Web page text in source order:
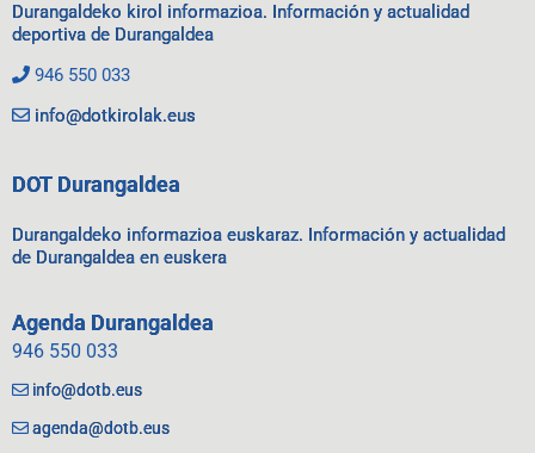
Durangaldeko kirol informazioa. Información y actualidad
deportiva de Durangaldea
946 550 033
info@dotkirolak.eus
DOT Durangaldea
Durangaldeko informazioa euskaraz. Información y actualidad
de Durangaldea en euskera
Agenda Durangaldea
946 550 033
info@dotb.eus
agenda@dotb.eus